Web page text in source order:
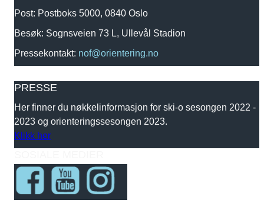
Post: Postboks 5000, 0840 Oslo
Besøk: Sognsveien 73 L, Ullevål Stadion
Pressekontakt: nof@orientering.no
PRESSE
Her finner du nøkkelinformasjon for ski-o sesongen 2022 -
2023 og orienteringssesongen 2023.
Klikk her